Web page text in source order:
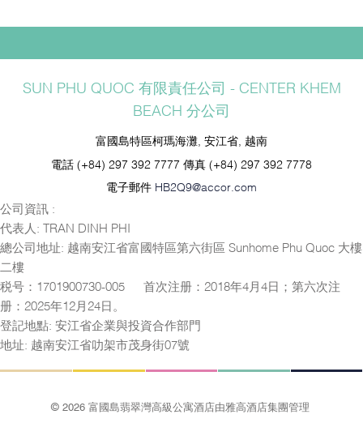
SUN PHU QUOC 有限責任公司 - CENTER KHEM
BEACH 分公司
富國島特區柯瑪海灘, 安江省, 越南
電話 (+84) 297 392 7777 傳真 (+84) 297 392 7778
電子郵件 HB2Q9@accor.com
公司資訊 :
代表人: TRAN DINH PHI
總公司地址: 越南安江省富國特區第六街區 Sunhome Phu Quoc 大樓
二樓
税号：1701900730-005 — 首次注册：2018年4月4日；第六次注
册：2025年12月24日。
登記地點: 安江省企業與投資合作部門
地址: 越南安江省叻架市茂身街07號
© 2026 富國島翡翠灣高級公寓酒店由雅高酒店集團管理